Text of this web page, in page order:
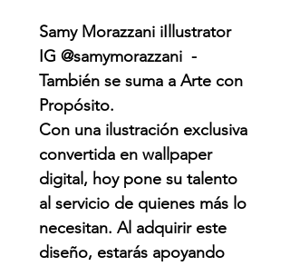
Samy Morazzani iIllustrator
IG @samymorazzani -
También se suma a Arte con
Propósito.
Con una ilustración exclusiva
convertida en wallpaper
digital, hoy pone su talento
al servicio de quienes más lo
necesitan. Al adquirir este
diseño, estarás apoyando